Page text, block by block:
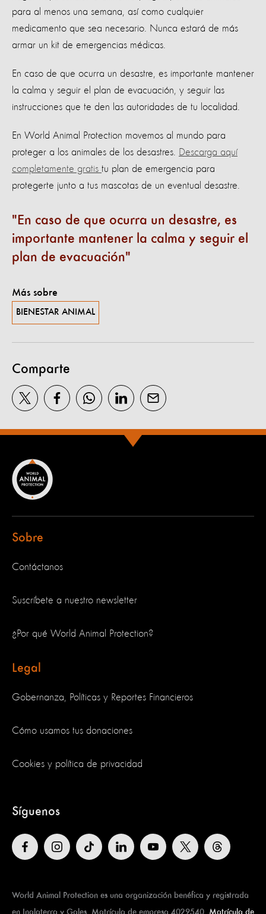
para al menos una semana, así como cualquier
medicamento que sea necesario. Nunca estará de más
armar un kit de emergencias médicas.
En caso de que ocurra un desastre, es importante mantener
la calma y seguir el plan de evacuación, y seguir las
instrucciones que te den las autoridades de tu localidad.
En World Animal Protection movemos al mundo para
proteger a los animales de los desastres.
Descarga aquí
completamente gratis tu plan de emergencia para
protegerte junto a tus mascotas de un eventual desastre.
En caso de que ocurra un desastre, es
importante mantener la calma y seguir el
plan de evacuación
Más sobre
BIENESTAR ANIMAL
Comparte
Sobre
Contáctanos
Suscríbete a nuestro newsletter
¿Por qué World Animal Protection?
Legal
Gobernanza, Políticas y Reportes Financieros
Cómo usamos tus donaciones
Cookies y política de privacidad
Síguenos
World Animal Protection es una organización benéfica y registrada
en Inglaterra y Gales. Matrícula de empresa 4029540. Matrícula de